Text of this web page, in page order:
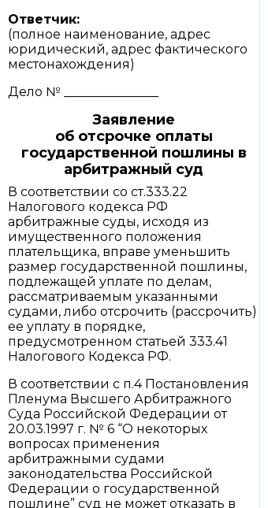
Ответчик:
(полное наименование, адрес
юридический, адрес фактического
местонахождения)
Дело № _______________
Заявление
об отсрочке оплаты
государственной пошлины в
арбитражный суд
В соответствии со ст.333.22
Налогового кодекса РФ
арбитражные суды, исходя из
имущественного положения
плательщика, вправе уменьшить
размер государственной пошлины,
подлежащей уплате по делам,
рассматриваемым указанными
судами, либо отсрочить (рассрочить)
ее уплату в порядке,
предусмотренном статьей 333.41
Налогового Кодекса РФ.
В соответствии с п.4 Постановления
Пленума Высшего Арбитражного
Суда Российской Федерации от
20.03.1997 г. № 6 “О некоторых
вопросах применения
арбитражными судами
законодательства Российской
Федерации о государственной
пошлине” суд не может отказать в